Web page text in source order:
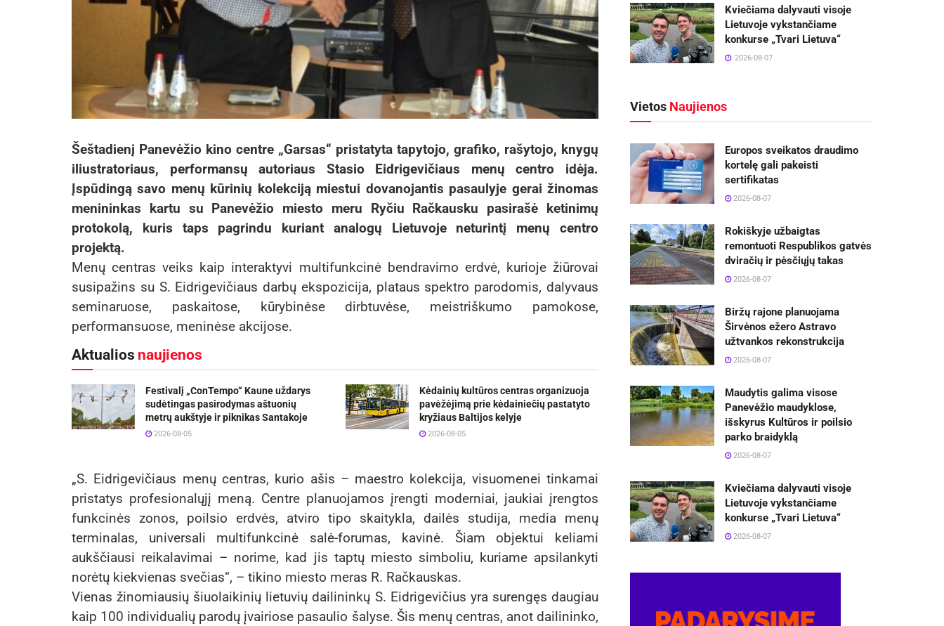
Šeštadienį Panevėžio kino centre „Garsas“ pristatyta tapytojo, grafiko, rašytojo, knygų
iliustratoriaus, performansų autoriaus Stasio Eidrigevičiaus menų centro idėja.
Įspūdingą savo menų kūrinių kolekciją miestui dovanojantis pasaulyje gerai žinomas
menininkas kartu su Panevėžio miesto meru Ryčiu Račkausku pasirašė ketinimų
protokolą, kuris taps pagrindu kuriant analogų Lietuvoje neturintį menų centro
projektą.
Menų centras veiks kaip interaktyvi multifunkcinė bendravimo erdvė, kurioje žiūrovai
susipažins su S. Eidrigevičiaus darbų ekspozicija, plataus spektro parodomis, dalyvaus
seminaruose, paskaitose, kūrybinėse dirbtuvėse, meistriškumo pamokose,
performansuose, meninėse akcijose.
Aktualios naujienos
Festivalį „ConTempo“ Kaune uždarys
sudėtingas pasirodymas aštuonių
metrų aukštyje ir piknikas Santakoje
2026-08-05
Kėdainių kultūros centras organizuoja
pavėžėjimą prie kėdainiečių pastatyto
kryžiaus Baltijos kelyje
2026-08-05
„S. Eidrigevičiaus menų centras, kurio ašis – maestro kolekcija, visuomenei tinkamai
pristatys profesionalųjį meną. Centre planuojamos įrengti moderniai, jaukiai įrengtos
funkcinės zonos, poilsio erdvės, atviro tipo skaitykla, dailės studija, media menų
terminalas, universali multifunkcinė salė-forumas, kavinė. Šiam objektui keliami
aukščiausi reikalavimai – norime, kad jis taptų miesto simboliu, kuriame apsilankyti
norėtų kiekvienas svečias“, – tikino miesto meras R. Račkauskas.
Vienas žinomiausių šiuolaikinių lietuvių dailininkų S. Eidrigevičius yra surengęs daugiau
kaip 100 individualių parodų įvairiose pasaulio šalyse. Šis menų centras, anot dailininko,
Kviečiama dalyvauti visoje
Lietuvoje vykstančiame
konkurse „Tvari Lietuva“
2026-08-07
Vietos Naujienos
Europos sveikatos draudimo
kortelę gali pakeisti
sertifikatas
2026-08-07
Rokiškyje užbaigtas
remontuoti Respublikos gatvės
dviračių ir pėsčiųjų takas
2026-08-07
Biržų rajone planuojama
Širvėnos ežero Astravo
užtvankos rekonstrukcija
2026-08-07
Maudytis galima visose
Panevėžio maudyklose,
išskyrus Kultūros ir poilsio
parko braidyklą
2026-08-07
Kviečiama dalyvauti visoje
Lietuvoje vykstančiame
konkurse „Tvari Lietuva“
2026-08-07